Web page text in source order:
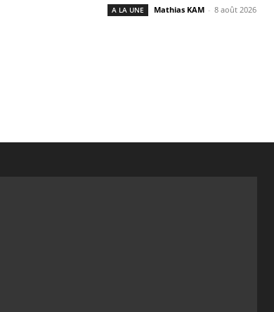
A LA UNE Mathias KAM - 8 août 2026